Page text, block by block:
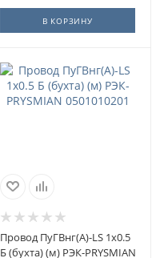
В КОРЗИНУ
Провод ПуГВнг(А)-LS 1х0.5
Б (бухта) (м) РЭК-PRYSMIAN